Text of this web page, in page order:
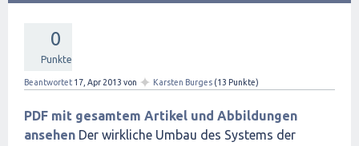
0
Punkte
Beantwortet 17, Apr 2013 von ✦ Karsten Burges (13 Punkte)
PDF mit gesamtem Artikel und Abbildungen
ansehen Der wirkliche Umbau des Systems der